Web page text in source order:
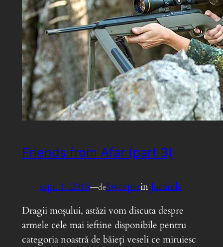
Friends from Afar (part 3)
sept. 1, 2015—deSweeperinJucărele
Dragii moșului, astăzi vom discuta despre
armele cele mai ieftine disponibile pentru
categoria noastră de băieți veseli ce miruiesc